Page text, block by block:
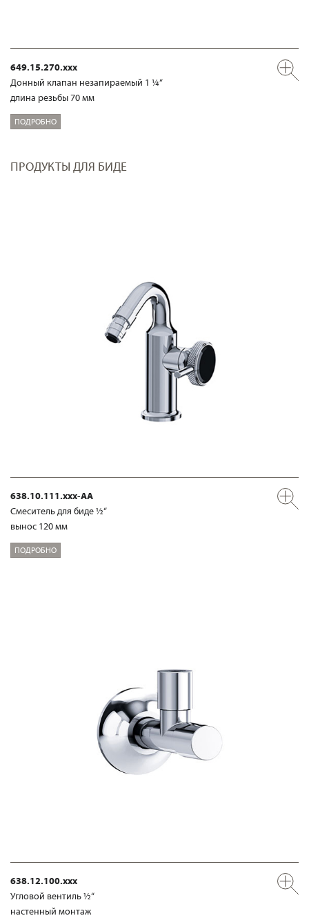
649.15.270.xxx
Донный клапан незапираемый 1 ¼“
длина резьбы 70 мм
ПОДРОБНО
ПРОДУКТЫ ДЛЯ БИДЕ
638.10.111.xxx-AA
Смеситель для биде ½“
вынос 120 мм
ПОДРОБНО
638.12.100.xxx
Угловой вентиль ½“
настенный монтаж